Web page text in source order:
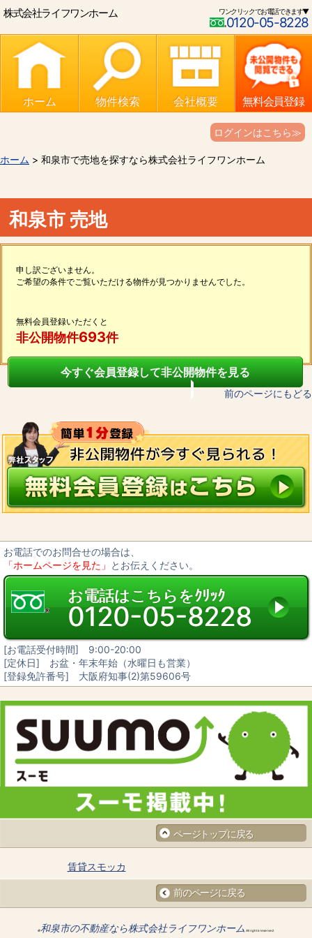
株式会社ライフワンホーム ワンクリックでお電話できます▼
0120-05-8228
ホーム 物件検索 会社概要 無料会員登録
ログインはこちら≫
ホーム > 和泉市で売地を探すなら株式会社ライフワンホーム
和泉市 売地
申し訳ございません。
ご希望の条件でご覧いただける物件が見つかりませんでした。
無料会員登録いただくと
非公開物件693件
今すぐ会員登録して非公開物件を見る
前のページにもどる
お電話でのお問合せの場合は、
「ホームページを見た」 とお伝えください。
お電話はこちらをｸﾘｯｸ
0120-05-8228
[お電話受付時間] 9:00-20:00
[定休日] お盆・年末年始（水曜日も営業）
[登録免許番号] 大阪府知事(2)第59606号
ページトップに戻る
賃貸スモッカ
前のページに戻る
©和泉市の不動産なら株式会社ライフワンホーム All rights reserved.